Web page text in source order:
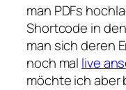
man PDFs
Shortcode in
man sich deren
noch mal live
möchte ich aber